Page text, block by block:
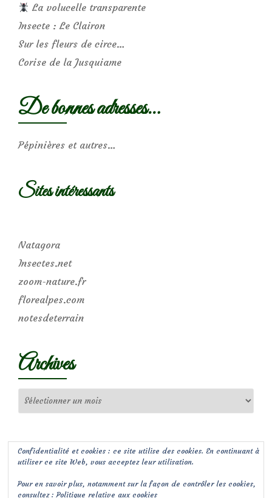
La volucelle transparente
Insecte : Le Clairon
Sur les fleurs de circe…
Corise de la Jusquiame
De bonnes adresses…
Pépinières et autres…
Sites intéressants
Natagora
Insectes.net
zoom-nature.fr
florealpes.com
notesdeterrain
Archives
Confidentialité et cookies : ce site utilise des cookies. En continuant à
utiliser ce site Web, vous acceptez leur utilisation.
Pour en savoir plus, notamment sur la façon de contrôler les cookies,
consultez :Politique relative aux cookies